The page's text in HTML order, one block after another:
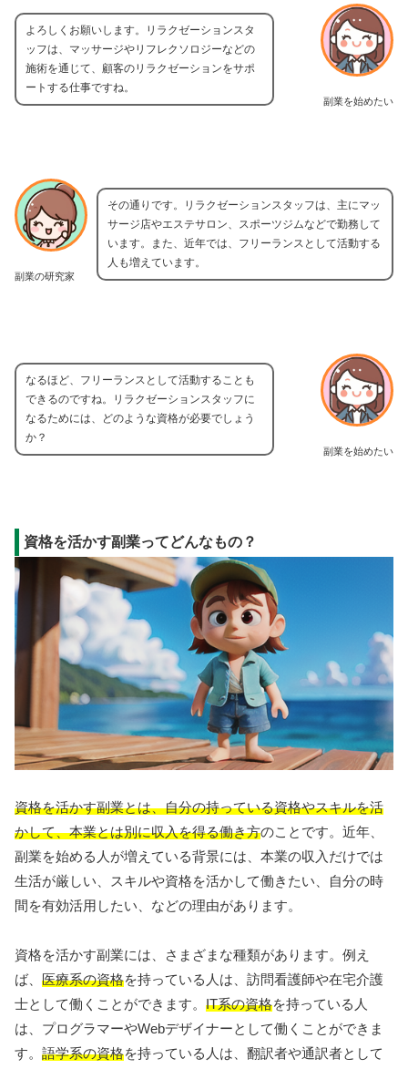
副業を始めたい
よろしくお願いします。リラクゼーションスタ
ッフは、マッサージやリフレクソロジーなどの
施術を通じて、顧客のリラクゼーションをサポ
ートする仕事ですね。
副業の研究家
その通りです。リラクゼーションスタッフは、主にマッ
サージ店やエステサロン、スポーツジムなどで勤務して
います。また、近年では、フリーランスとして活動する
人も増えています。
副業を始めたい
なるほど、フリーランスとして活動することも
できるのですね。リラクゼーションスタッフに
なるためには、どのような資格が必要でしょう
か？
資格を活かす副業ってどんなもの？
資格を活かす副業とは、自分の持っている資格やスキルを活
かして、本業とは別に収入を得る働き方のことです。近年、
副業を始める人が増えている背景には、本業の収入だけでは
生活が厳しい、スキルや資格を活かして働きたい、自分の時
間を有効活用したい、などの理由があります。
資格を活かす副業には、さまざまな種類があります。例え
ば、 医療系の資格を持っている人は、訪問看護師や在宅介護
士として働くことができます。 IT系の資格を持っている人
は、プログラマーやWebデザイナーとして働くことができま
す。 語学系の資格を持っている人は、翻訳者や通訳者として